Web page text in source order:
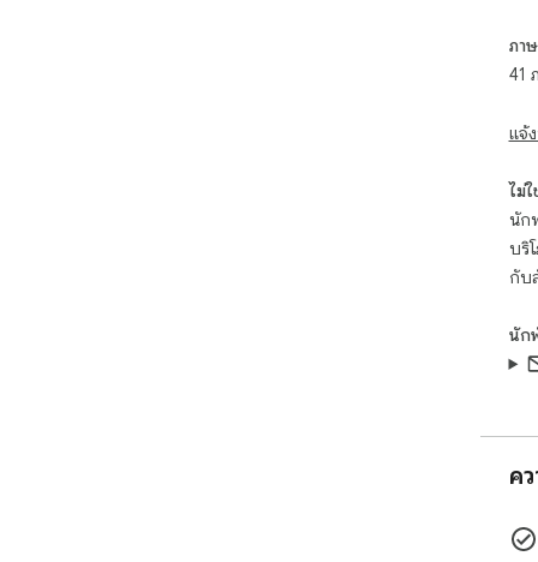
แจ้
ภา
41
นัก
ไม่ใ
นัก
บริ
กับ
ค